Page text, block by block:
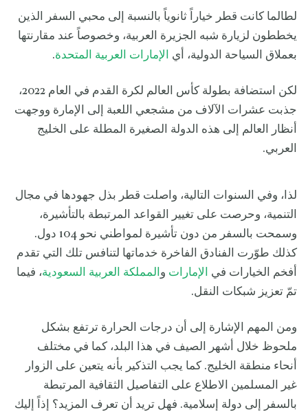
لطالما كانت قطر خياراً ثانوياً بالنسبة إلى محبي السفر الذين
يخططون لزيارة شبه الجزيرة العربية، وخصوصاً عند مقارنتها
بعملاق السياحة الدولية، أي
الإمارات العربية المتحدة.
لكن استضافة بطولة كأس العالم لكرة القدم في العام 2022،
جذبت عشرات الآلاف من مشجعي اللعبة إلى الإمارة ووجهت
أنظار العالم إلى هذه الدولة الصغيرة المطلة على الخليج
العربي.
لذا، وفي السنوات التالية، واصلت قطر بذل جهودها في مجال
التنمية، وحرصت على تغيير القواعد المرتبطة بالتأشيرة،
وسمحت بالسفر من دون تأشيرة لمواطني نحو 104 دول.
كذلك طوّرت الفنادق الفاخرة خدماتها لتنافس تلك التي تقدم
أفخم الخيارات في
الإمارات و المملكة العربية السعودية، فيما
تمّ تعزيز شبكات النقل.
ومن المهم الإشارة إلى أن درجات الحرارة ترتفع بشكل
ملحوظ خلال أشهر الصيف في هذا البلد، كما في مختلف
أنحاء منطقة الخليج. كما يجب التذكير بأنه يتعين على الزوار
غير المسلمين الاطلاع على التفاصيل الثقافية المرتبطة
بالسفر إلى دولة إسلامية. فهل تريد أن تعرف المزيد؟ إذاً إليك